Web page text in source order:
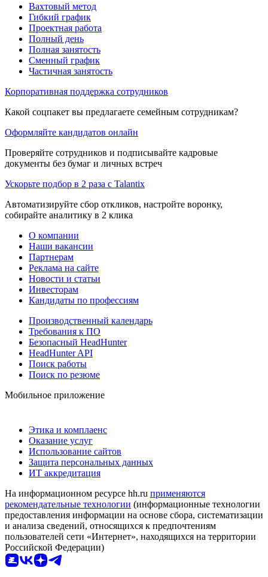
Вахтовый метод
Гибкий график
Проектная работа
Полный день
Полная занятость
Сменный график
Частичная занятость
Корпоративная поддержка сотрудников
Какой соцпакет вы предлагаете семейным сотрудникам?
Оформляйте кандидатов онлайн
Проверяйте сотрудников и подписывайте кадровые
документы без бумаг и личных встреч
Ускорьте подбор в 2 раза с Talantix
Автоматизируйте сбор откликов, настройте воронку,
собирайте аналитику в 2 клика
О компании
Наши вакансии
Партнерам
Реклама на сайте
Новости и статьи
Инвесторам
Кандидаты по профессиям
Производственный календарь
Требования к ПО
Безопасный HeadHunter
HeadHunter API
Поиск работы
Поиск по резюме
Мобильное приложение
Этика и комплаенс
Оказание услуг
Использование сайтов
Защита персональных данных
ИТ аккредитация
На информационном ресурсе hh.ru применяются
рекомендательные технологии (информационные технологии
предоставления информации на основе сбора, систематизации
и анализа сведений, относящихся к предпочтениям
пользователей сети «Интернет», находящихся на территории
Российской Федерации)